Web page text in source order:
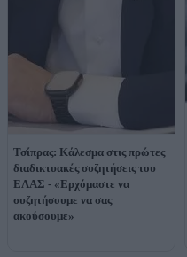
Τσίπρας: Κάλεσμα στις πρώτες
διαδικτυακές συζητήσεις του
ΕΛΑΣ - «Ερχόμαστε να
συζητήσουμε να σας
ακούσουμε»